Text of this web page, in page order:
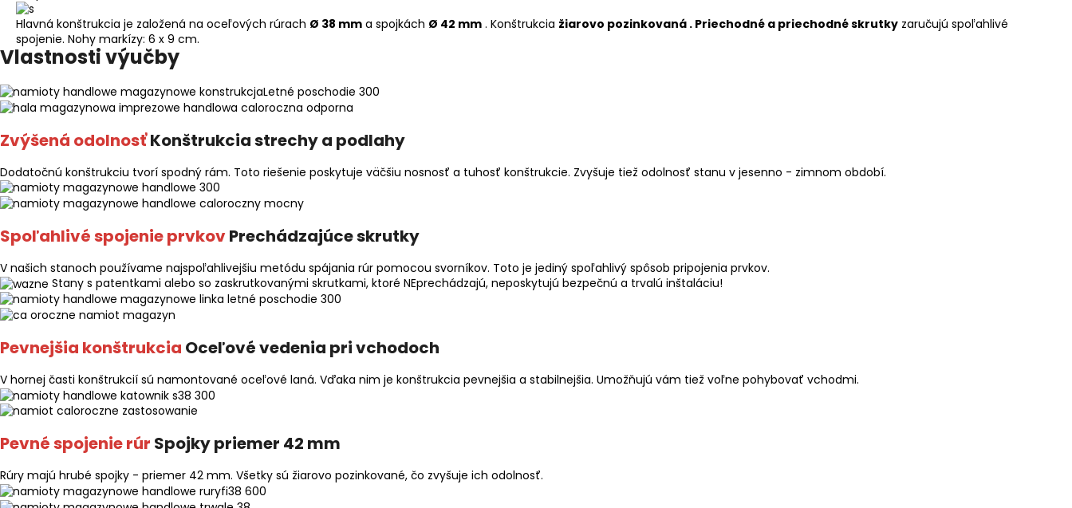
Hlavná konštrukcia je založená na oceľových rúrach Ø 38 mm a spojkách Ø 42 mm . Konštrukcia žiarovo pozinkovaná . Priechodné a priechodné skrutky zaručujú spoľahlivé
spojenie. Nohy markízy: 6 x 9 cm.
Vlastnosti výučby
Zvýšená odolnosťKonštrukcia strechy a podlahy
Dodatočnú konštrukciu tvorí spodný rám. Toto riešenie poskytuje väčšiu nosnosť a tuhosť konštrukcie. Zvyšuje tiež odolnosť stanu v jesenno - zimnom období.
Spoľahlivé spojenie prvkovPrechádzajúce skrutky
V našich stanoch používame najspoľahlivejšiu metódu spájania rúr pomocou svorníkov. Toto je jediný spoľahlivý spôsob pripojenia prvkov.
Stany s patentkami alebo so zaskrutkovanými skrutkami, ktoré NEprechádzajú, neposkytujú bezpečnú a trvalú inštaláciu!
Pevnejšia konštrukcia Oceľové vedenia pri vchodoch
V hornej časti konštrukcií sú namontované oceľové laná. Vďaka nim je konštrukcia pevnejšia a stabilnejšia. Umožňujú vám tiež voľne pohybovať vchodmi.
Pevné spojenie rúr Spojky priemer 42 mm
Rúry majú hrubé spojky - priemer 42 mm. Všetky sú žiarovo pozinkované, čo zvyšuje ich odolnosť.